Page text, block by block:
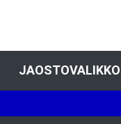
JAOSTOVALIKKO